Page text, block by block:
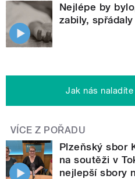
Nejlépe by
zabily,
Jak nás
VÍCE Z POŘADU
Plzeňský sbor
na soutěži v
nejlepší sbory